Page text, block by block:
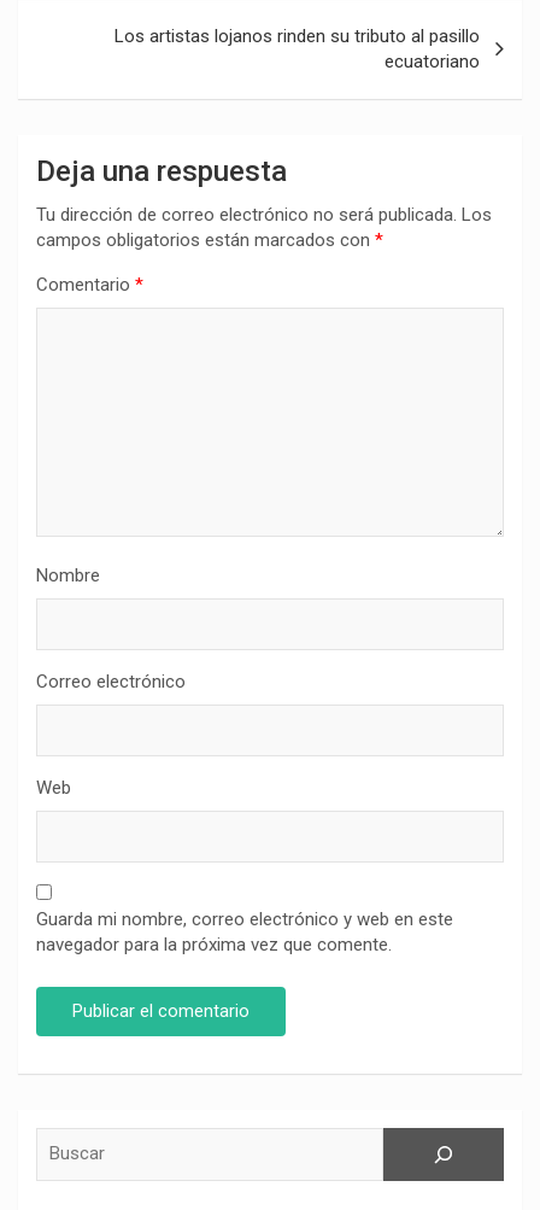
entradasLos artistas lojanos rinden su tributo al pasillo
ecuatoriano
Deja una respuesta
Tu dirección de correo electrónico no será publicada. Los
campos obligatorios están marcados con *
Comentario *
Nombre
Correo electrónico
Web
Guarda mi nombre, correo electrónico y web en este
navegador para la próxima vez que comente.